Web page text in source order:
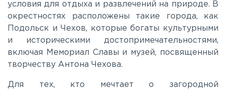
Минское
Можайское
условия для отдыха и развлечений на природе. В
окрестностях расположены такие города, как
Подольск и Чехов, которые богаты культурными
и историческими достопримечательностями,
включая Мемориал Славы и музей, посвященный
творчеству Антона Чехова.
Для тех, кто мечтает о загородной